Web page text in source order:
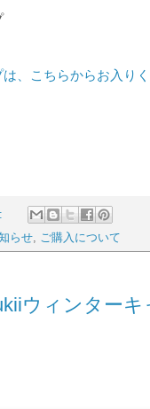
は、こちらからお入り
らせ, ご購入について
ウィンター